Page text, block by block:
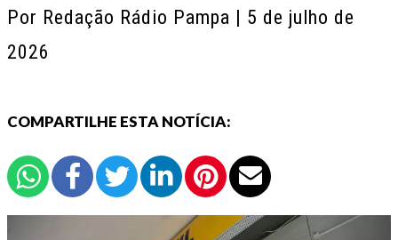
Por Redação Rádio Pampa | 5 de julho de
2026
COMPARTILHE ESTA NOTÍCIA: